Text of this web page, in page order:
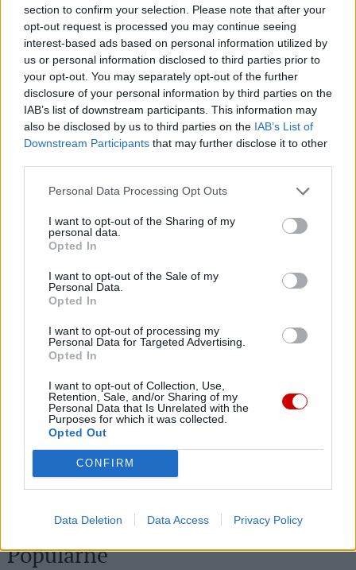
section to confirm your selection. Please note that after your
opt-out request is processed you may continue seeing
interest-based ads based on personal information utilized by
us or personal information disclosed to third parties prior to
your opt-out. You may separately opt-out of the further
disclosure of your personal information by third parties on the
IAB’s list of downstream participants. This information may
also be disclosed by us to third parties on the IAB’s List of
Downstream Participants that may further disclose it to other
Personal Data Processing Opt Outs
I want to opt-out of the Sharing of my
personal data.
Opted In
I want to opt-out of the Sale of my
Personal Data.
Opted In
I want to opt-out of processing my
Personal Data for Targeted Advertising.
Opted In
I want to opt-out of Collection, Use,
Retention, Sale, and/or Sharing of my
Personal Data that Is Unrelated with the
Purposes for which it was collected.
Opted Out
CONFIRM
Data Deletion Data Access Privacy Policy
Poprzednia
1
2 3 4
5
Następna
Najnowsze
Leon XIV: w każdej sytuacji Jezus nas nie opuszcza
Episkopat opublikował dane statystyczne za 2025 rok
09 sierpnia 2026 | 15:15
Modlitwa za Powstańców i inscenizacja historycznej defilady
09 sierpnia 2026 | 14:24
pomoc dla ewakuowanych
09 sierpnia 2026 | 14:19
Zwierzchnik UKGK: „Nie bójcie się, bądźcie wolni!” – dziedzictwo
bp. Pawło Wasyłyka
za twórczość w języku polskim
Popularne